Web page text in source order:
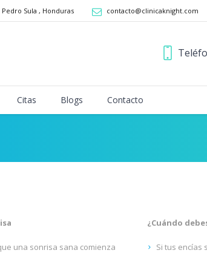
Pedro Sula , Honduras contacto@clinicaknight.com
Citas Blogs Contacto
una sonrisa sana comienza
¿Cuándo
Si tus encías